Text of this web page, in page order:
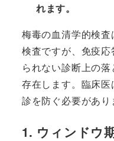
れます。
梅毒の血清学的検
検査ですが、免疫
られない診断上の
存在します。臨床
診を防ぐ必要があり
1. ウィンドウ